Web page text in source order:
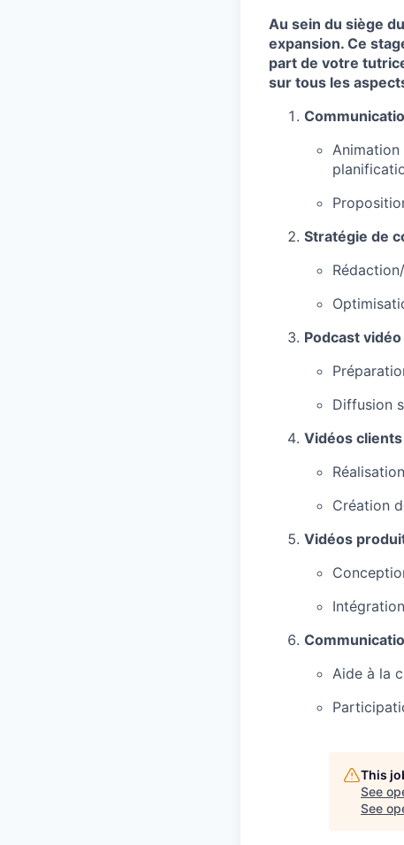
Au sein du siège
expansion. Ce
part de votre
sur tous les
Animation
Stratégie de
Podcast
Diffusion
Vidéos
Création
Vidéos
Aide à la
This
See
See